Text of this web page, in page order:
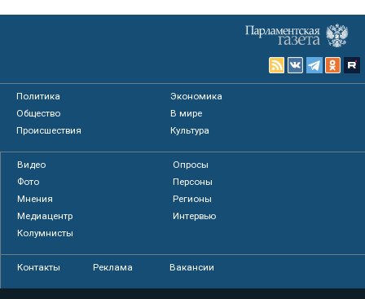
Политика
Экономика
Общество
В мире
Происшествия
Культура
Видео
Опросы
Фото
Персоны
Мнения
Регионы
Медиацентр
Интервью
Колумнисты
Контакты Реклама Вакансии